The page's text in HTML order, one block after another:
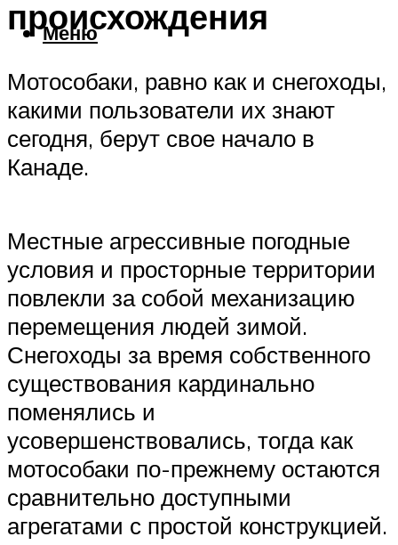
Меню
происхождения
Мотособаки, равно как и снегоходы,
какими пользователи их знают
сегодня, берут свое начало в
Канаде.
Местные агрессивные погодные
условия и просторные территории
повлекли за собой механизацию
перемещения людей зимой.
Снегоходы за время собственного
существования кардинально
поменялись и
усовершенствовались, тогда как
мотособаки по-прежнему остаются
сравнительно доступными
агрегатами с простой конструкцией.